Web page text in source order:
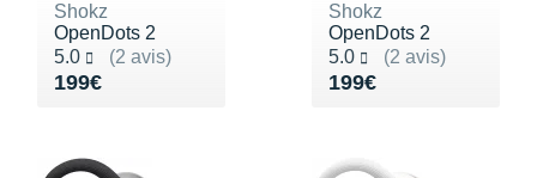
Shokz
OpenDots 2
5.0
(2 avis)
Noté 5.0 sur 5
199€
Vendu 199€
Shokz
OpenDots 2
5.0
(2 avis)
Noté 5.0 sur 5
199€
Vendu 199€